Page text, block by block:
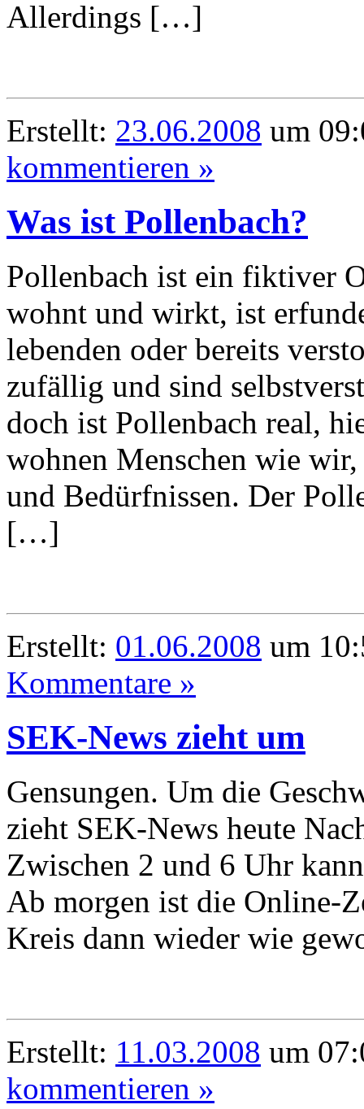
Allerdings […]
Erstellt: 23.06.2008 um
kommentieren »
Was ist Pollenbach?
Pollenbach ist ein fiktiver
wohnt und wirkt, ist
lebenden oder bereits
zufällig und sind
doch ist Pollenbach real,
wohnen Menschen wie
und Bedürfnissen. Der
[…]
Erstellt: 01.06.2008 um
Kommentare »
SEK-News zieht um
Gensungen. Um die
zieht SEK-News heute
Zwischen 2 und 6 Uhr
Ab morgen ist die Online-
Kreis dann wieder wie
Erstellt: 11.03.2008 um
kommentieren »